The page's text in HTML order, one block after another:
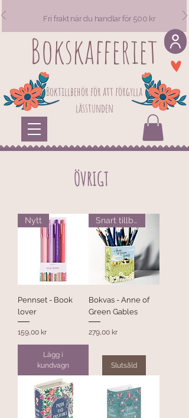
Boktillbehör för att förgylla
lässtunden
Fri frakt när du handlar för 500 kr
Bokskafferiet
ÖVRIGT
Nytt
Pennset - Book
lover
Pris
159,00 kr
Lägg i
kundvagn
Snart tillbaka
Bokvas - Anne of
Green Gables
Pris
279,00 kr
Slutsåld